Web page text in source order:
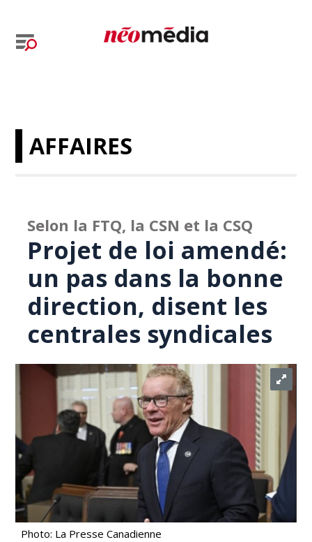
AFFAIRES
Selon la FTQ, la CSN et la CSQ
Projet de loi amendé:
un pas dans la bonne
direction, disent les
centrales syndicales
Photo: La Presse Canadienne